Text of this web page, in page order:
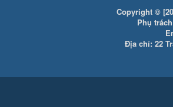
Copyright ©
Phụ
Địa chỉ: 22